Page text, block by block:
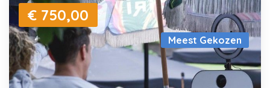
Meest Gekozen
€ 750,00